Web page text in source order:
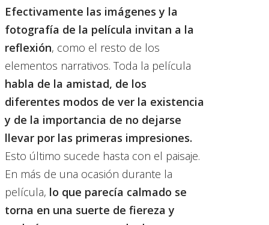
Efectivamente las imágenes y la
fotografía de la película invitan a la
reflexión, como el resto de los
elementos narrativos. Toda la película
habla de la amistad, de los
diferentes modos de ver la existencia
y de la importancia de no dejarse
llevar por las primeras impresiones.
Esto último sucede hasta con el paisaje.
En más de una ocasión durante la
película, lo que parecía calmado se
torna en una suerte de fiereza y